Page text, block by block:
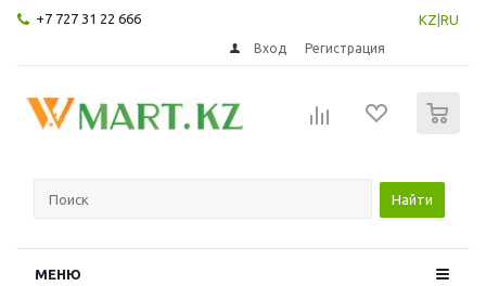
+7 727 31 22 666 KZ RU
Вход Регистрация
Найти
МЕНЮ